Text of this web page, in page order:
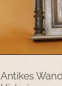
Antikes